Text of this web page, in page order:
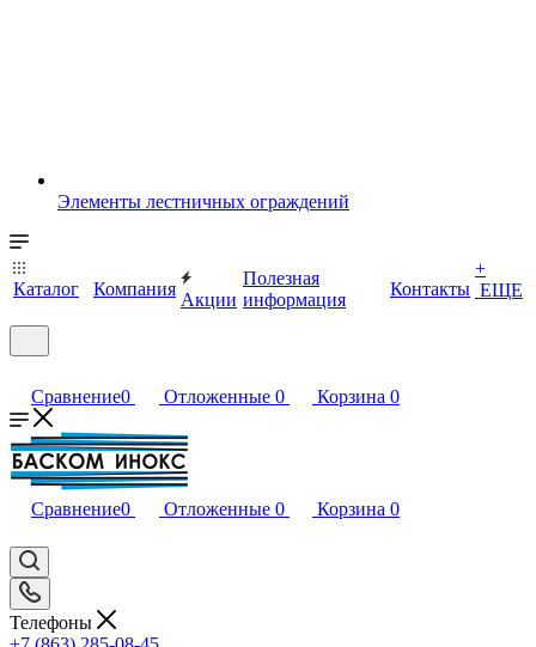
Элементы лестничных ограждений
Каталог Компания
Акции
Полезная
информация
Контакты
+
ЕЩЕ
Сравнение0 Отложенные 0 Корзина 0
Сравнение0 Отложенные 0 Корзина 0
Телефоны